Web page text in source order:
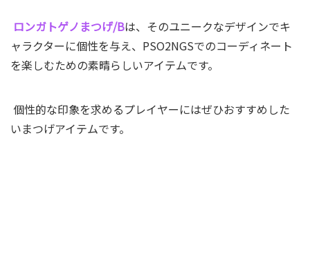
ロンガトゲノまつげ/Bは、そのユニークなデザインでキ
ャラクターに個性を与え、PSO2NGSでのコーディネート
を楽しむための素晴らしいアイテムです。
個性的な印象を求めるプレイヤーにはぜひおすすめした
いまつげアイテムです。